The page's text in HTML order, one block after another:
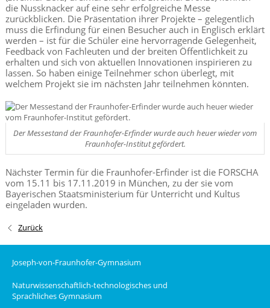
die Nussknacker auf eine sehr erfolgreiche Messe
zurückblicken. Die Präsentation ihrer Projekte – gelegentlich
muss die Erfindung für einen Besucher auch in Englisch erklärt
werden – ist für die Schüler eine hervorragende Gelegenheit,
Feedback von Fachleuten und der breiten Öffentlichkeit zu
erhalten und sich von aktuellen Innovationen inspirieren zu
lassen. So haben einige Teilnehmer schon überlegt, mit
welchem Projekt sie im nächsten Jahr teilnehmen könnten.
Der Messestand der Fraunhofer-Erfinder wurde auch heuer wieder vom
Fraunhofer-Institut gefördert.
Nächster Termin für die Fraunhofer-Erfinder ist die FORSCHA
vom 15.11 bis 17.11.2019 in München, zu der sie vom
Bayerischen Staatsministerium für Unterricht und Kultus
eingeladen wurden.
Zurück
Joseph-von-Fraunhofer-Gymnasium
Naturwissenschaftlich-technologisches und
Sprachliches Gymnasium